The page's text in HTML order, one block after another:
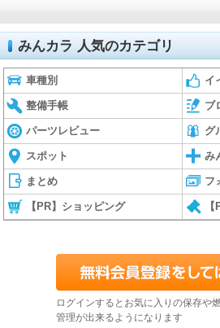
みんカラ 人気のカテゴリ
車種別 イ
整備手帳 ブ
パーツレビュー グ
スポット み
まとめ フ
【PR】ショッピング
ログインするとお気に入りの保存や
管理が出来るようになります